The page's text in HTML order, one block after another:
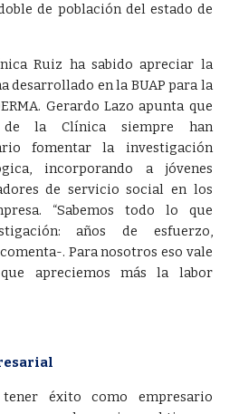
de población del estado de
Ruiz ha sabido apreciar la
desarrollado en la BUAP para la
Gerardo Lazo apunta que
de la Clínica siempre han
fomentar la investigación
incorporando a jóvenes
de servicio social en los
“Sabemos todo lo que
años de esfuerzo,
. Para nosotros eso vale
apreciemos más la labor
éxito como empresario